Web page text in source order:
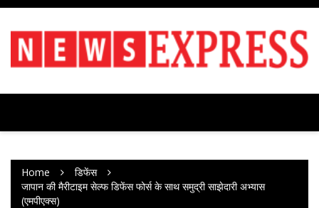
Skip
content
Home
डिफेंस
जापान की मैरीटाइम सेल्फ डिफेंस फोर्स के साथ समुद्री साझेदारी अभ्यास
(एमपीएक्स)